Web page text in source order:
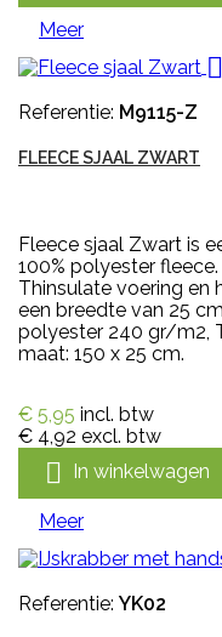
Meer

Referentie: M9115-Z
FLEECE SJAAL ZWART
Fleece sjaal Zwart is
100% polyester
Thinsulate voering en
een breedte van 25
polyester 240 gr/m2,
maat: 150 x 25 cm.
€ 5,95 incl. btw
€ 4,92 excl. btw
 In winkelwagen
Meer
Referentie: YK02